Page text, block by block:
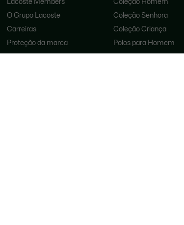
Lacoste Members
O Grupo Lacoste
Carreiras
Proteção da marca
Coleção Homem
Coleção Senhora
Coleção Criança
Polos para Homem